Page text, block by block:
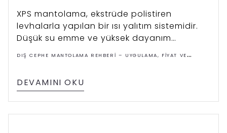
XPS mantolama, ekstrüde polistiren
levhalarla yapılan bir ısı yalıtım sistemidir.
Düşük su emme ve yüksek dayanım
sayesinde dış cephe, zemin ve bodrum
uygulamalarında tercih edilir.
DIŞ CEPHE MANTOLAMA REHBERI – UYGULAMA, FIYAT VE
DEVAMINI OKU